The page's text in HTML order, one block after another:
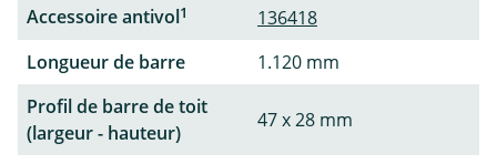
Accessoire antivol1
136418
Longueur de barre
1.120 mm
Profil de barre de toit
(largeur - hauteur)
47 x 28 mm